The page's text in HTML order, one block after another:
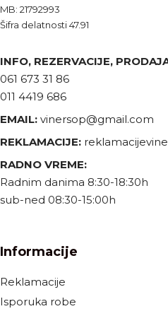
MB: 21792993
Šifra delatnosti 47.91
INFO, REZERVACIJE,
061 673 31 86
011 4419 686
EMAIL: vinersop@gmail.com
REKLAMACIJE:
RADNO VREME:
Radnim danima 8:30-18:30h
sub-ned 08:30-15:00h
Informacije
Reklamacije
Isporuka robe